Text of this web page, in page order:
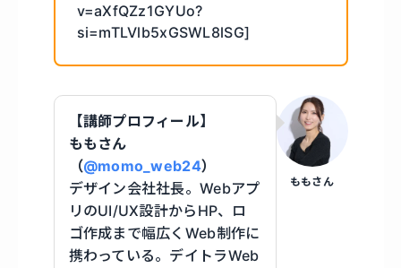
v=aXfQZz1GYUo?
si=mTLVlb5xGSWL8lSG]
ももさん
【講師プロフィール】
ももさん
（@momo_web24）
デザイン会社社長。Webアプ
リのUI/UX設計からHP、ロ
ゴ作成まで幅広くWeb制作に
携わっている。デイトラWeb